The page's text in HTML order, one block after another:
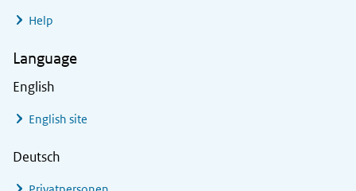
Help
Language
English
English site
Deutsch